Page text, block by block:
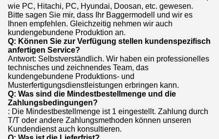
wie PC, Hitachi, PC, Hyundai, Doosan, etc. gewesen.
Bitte sagen Sie mir, dass Ihr Baggermodell und wir es
Ihnen empfehlen. Gleichzeitig nehmen wir auch
kundengebundene Produktion an.
Q: Können Sie zur Verfügung stellen kundenspezifisch
anfertigen Service?
Antwort: Selbstverständlich. Wir haben ein professionelles
technisches und zeichnendes Team, das
kundengebundene Produktions- und
Musterfertigungsdienstleistungen erbringen kann.
Q: Was sind die Mindestbestellmenge und die
Zahlungsbedingungen?
: Die Mindestbestellmenge ist 1 eingestellt. Zahlung durch
T/T oder andere Zahlungsmethoden können unseren
Kundendienst auch konsultieren.